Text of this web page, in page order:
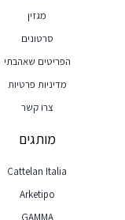
מגזין
סרטונים
הפריטים שאהבתי
מדיניות פרטיות
צרו קשר
מותגים
Cattelan Italia
Arketipo
GAMMA